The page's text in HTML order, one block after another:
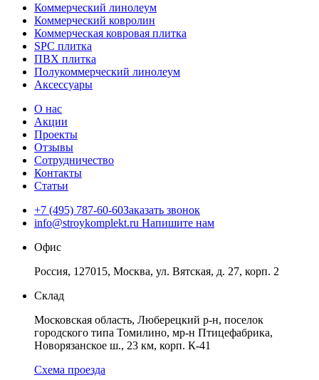
Коммерческий линолеум
Коммерческий ковролин
Коммерческая ковровая плитка
SPC плитка
ПВХ плитка
Полукоммерческий линолеум
Аксессуары
О нас
Акции
Проекты
Отзывы
Сотрудничество
Контакты
Статьи
+7 (495) 787-60-60Заказать звонок
info@stroykomplekt.ru Напишите нам
Офис
Россия, 127015, Москва, ул. Вятская, д. 27, корп. 2
Склад
Московская область, Люберецкий р-н, поселок
городского типа Томилино, мр-н Птицефабрика,
Новорязанское ш., 23 км, корп. К-41
Схема проезда